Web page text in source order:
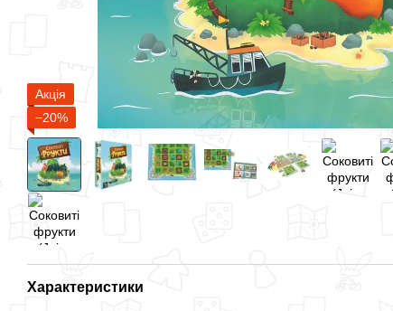
Акція
−20%
Характеристики
Разом дешевше
Соковиті фрукти (Juicy
1 240 грн
Магічні Вежі (Wandering